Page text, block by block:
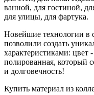
ванной, для гостиной,
для улицы, для фартука.
Новейшие технологии в
позволили создать
характеристиками: цвет
полированная, который
и долговечность!
Купить материал из